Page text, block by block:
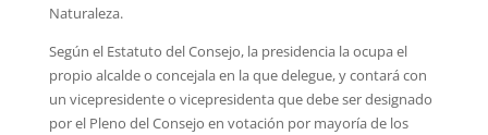
Naturaleza.
Según el Estatuto del Consejo, la presidencia la ocupa el
propio alcalde o concejala en la que delegue, y contará con
un vicepresidente o vicepresidenta que debe ser designado
por el Pleno del Consejo en votación por mayoría de los